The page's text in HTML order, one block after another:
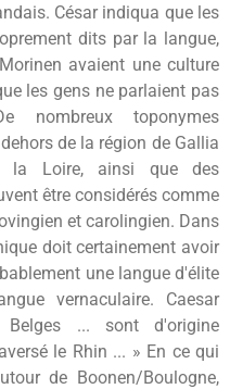
César indiqua que les
dits par la langue,
avaient une culture
les gens ne parlaient pas
nombreux toponymes
de la région de Gallia
la Loire, ainsi que des
être considérés comme
et carolingien. Dans
doit certainement avoir
une langue d'élite
vernaculaire. Caesar
... sont d'origine
le Rhin ... » En ce qui
de Boonen/Boulogne,